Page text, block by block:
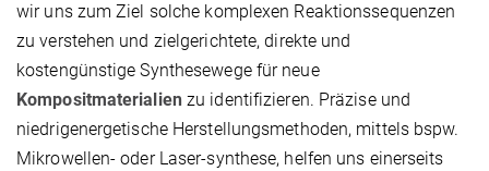
wir uns zum Ziel solche komplexen Reaktionssequenzen
zu verstehen und zielgerichtete, direkte und
kostengünstige Synthesewege für neue
Kompositmaterialien zu identifizieren. Präzise und
niedrigenergetische Herstellungsmethoden, mittels bspw.
Mikrowellen- oder Laser-synthese, helfen uns einerseits